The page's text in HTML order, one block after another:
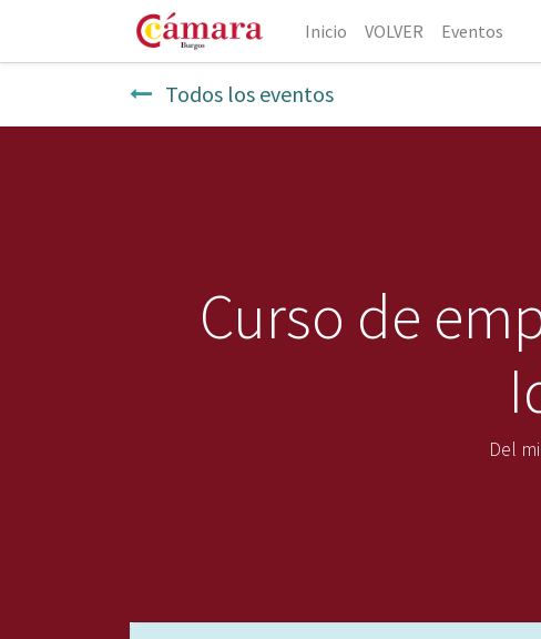
Inicio VOLVER Eventos
Todos los eventos
Curso de
Del